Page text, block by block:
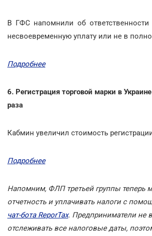
В ГФС напомнили об ответственности
несвоевременную уплату или не в
Подробнее
6. Регистрация торговой марки в
раза
Кабмин увеличил стоимость
Подробнее
Напомним, ФЛП третьей группы теперь
отчетность и уплачивать налоги с
чат-бота ReporTax. Предприниматели не
отслеживать все налоговые даты,